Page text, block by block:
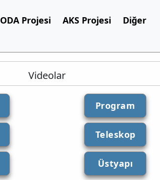
ODA Projesi AKS Projesi
Diğer
Videolar
Program
Teleskop
Üstyapı